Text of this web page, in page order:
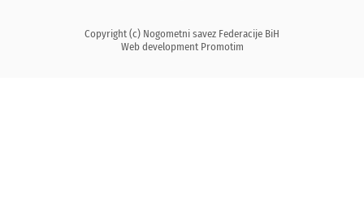
Copyright (c) Nogometni savez Federacije BiH
Web development Promotim